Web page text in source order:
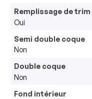
Remplissage de trim
Oui
Semi double coque
Non
Double coque
Non
Fond intérieur